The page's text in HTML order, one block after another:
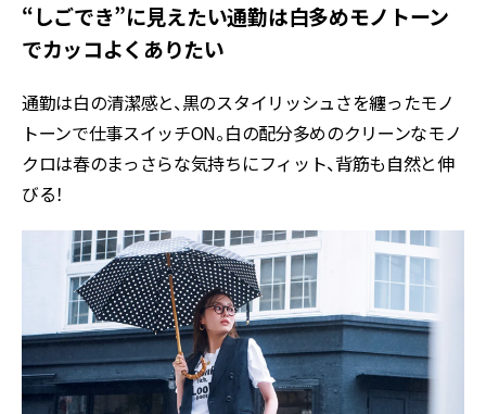
“しごでき”に見えたい通勤は白多めモノトーン
でカッコよくありたい
通勤は白の清潔感と、黒のスタイリッシュさを纏ったモノ
トーンで仕事スイッチON。白の配分多めのクリーンなモノ
クロは春のまっさらな気持ちにフィット、背筋も自然と伸
びる！